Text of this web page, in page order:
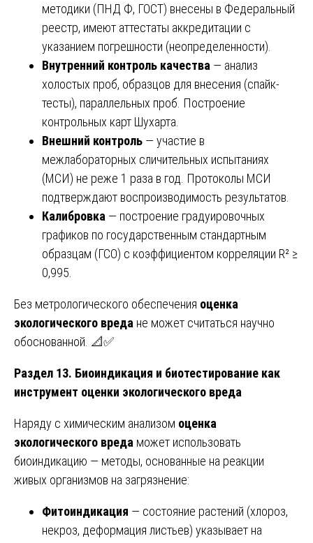
методики (ПНД Ф, ГОСТ) внесены в Федеральный
реестр, имеют аттестаты аккредитации с
указанием погрешности (неопределенности).
Внутренний контроль качества — анализ
холостых проб, образцов для внесения (спайк-
тесты), параллельных проб. Построение
контрольных карт Шухарта.
Внешний контроль — участие в
межлабораторных сличительных испытаниях
(МСИ) не реже 1 раза в год. Протоколы МСИ
подтверждают воспроизводимость результатов.
Калибровка — построение градуировочных
графиков по государственным стандартным
образцам (ГСО) с коэффициентом корреляции R² ≥
0,995.
Без метрологического обеспечения оценка
экологического вреда не может считаться научно
обоснованной. 📐✅
Раздел 13. Биоиндикация и биотестирование как
инструмент оценки экологического вреда
Наряду с химическим анализом оценка
экологического вреда может использовать
биоиндикацию — методы, основанные на реакции
живых организмов на загрязнение:
Фитоиндикация — состояние растений (хлороз,
некроз, деформация листьев) указывает на